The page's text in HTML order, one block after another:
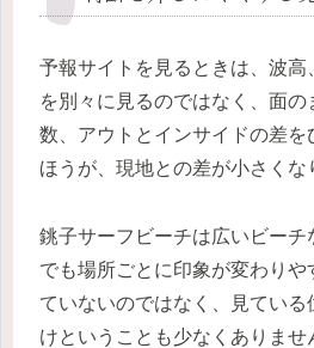
予報サイトを見るときは、波高
を別々に見るのではなく、面
数、アウトとインサイドの差を
ほうが、現地との差が小さくな
銚子サーフビーチは広いビーチ
でも場所ごとに印象が変わりや
ていないのではなく、見てい
けということも少なくありませ